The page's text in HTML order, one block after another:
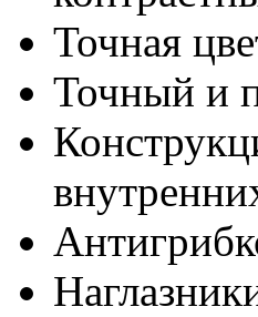
Точная
Точный и